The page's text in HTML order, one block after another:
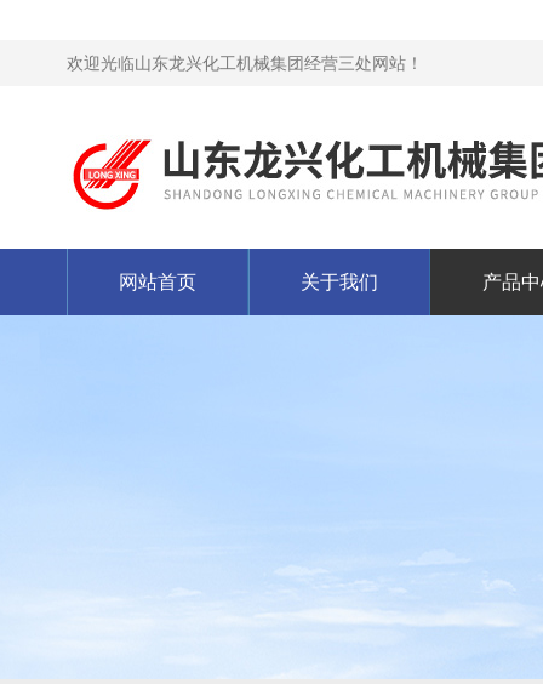
欢迎光临山东龙兴化工机械集团经营三处网站！
网站首页 关于我们 产品